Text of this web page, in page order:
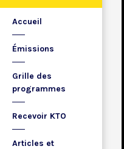
Accueil
Émissions
Grille des
programmes
Recevoir KTO
Articles et